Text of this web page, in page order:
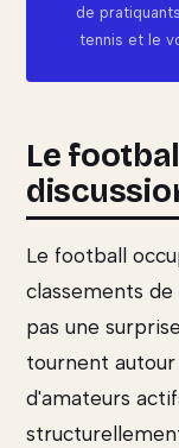
de
tennis et le
Le
Le football
classements
pas une
tournent
d'amateurs